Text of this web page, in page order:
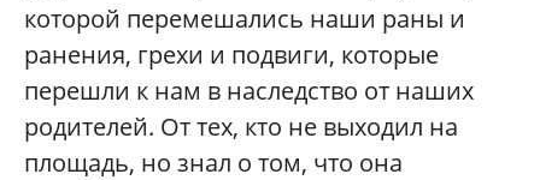
которой перемешались наши раны и
ранения, грехи и подвиги, которые
перешли к нам в наследство от наших
родителей. От тех, кто не выходил на
площадь, но знал о том, что она